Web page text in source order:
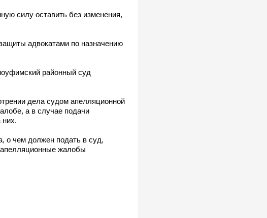
силу оставить без изменения,
адвокатами по назначению
районный суд
дела судом апелляционной
а в случае подачи
них.
о чем должен подать в суд,
апелляционные жалобы